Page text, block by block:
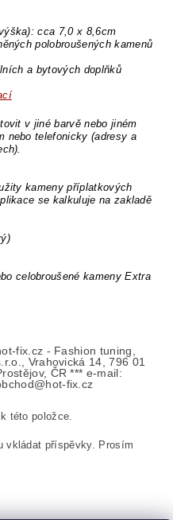
cca 7,0 x 8,6cm
polobroušených kamenů
a bytových doplňků
v jiné barvě nebo jiném
nebo telefonicky (adresy a
kameny příplatkových
se kalkuluje na zakladě
celobroušené kameny Extra
fix.cz - Fashion tuning,
Vrahovická 14, 796 01
ČR *** e-mail:
fix.cz
této položce.
vkládat příspěvky. Prosím